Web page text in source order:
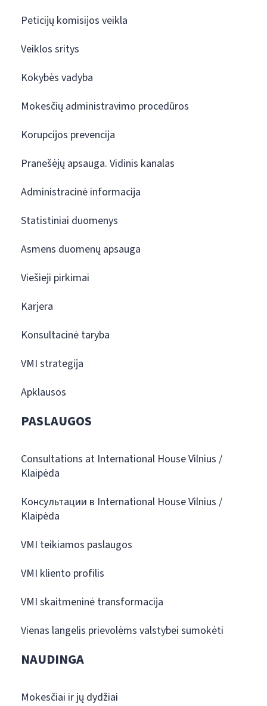
Peticijų komisijos veikla
Veiklos sritys
Kokybės vadyba
Mokesčių administravimo procedūros
Korupcijos prevencija
Pranešėjų apsauga. Vidinis kanalas
Administracinė informacija
Statistiniai duomenys
Asmens duomenų apsauga
Viešieji pirkimai
Karjera
Konsultacinė taryba
VMI strategija
Apklausos
PASLAUGOS
Consultations at International House Vilnius /
Klaipėda
Консультации в International House Vilnius /
Klaipėda
VMI teikiamos paslaugos
VMI kliento profilis
VMI skaitmeninė transformacija
Vienas langelis prievolėms valstybei sumokėti
NAUDINGA
Mokesčiai ir jų dydžiai